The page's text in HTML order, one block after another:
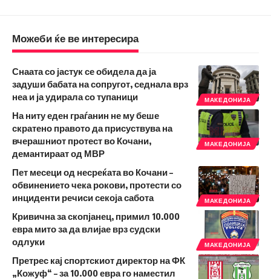
Можеби ќе ве интересира
МАКЕДОНИЈА
Снаата со јастук се обидела да ја
задуши бабата на сопругот, седнала врз
неа и ја удирала со тупаници
МАКЕДОНИЈА
На ниту еден граѓанин не му беше
скратено правото да присуствува на
вчерашниот протест во Кочани,
демантираат од МВР
МАКЕДОНИЈА
Пет месеци од несреќата во Кочани –
обвинението чека рокови, протести со
инциденти речиси секоја сабота
МАКЕДОНИЈА
Кривична за скопјанец, примил 10.000
евра мито за да влијае врз судски
одлуки
Претрес кај спортскиот директор на ФК
„Кожуф“ – за 10.000 евра го наместил